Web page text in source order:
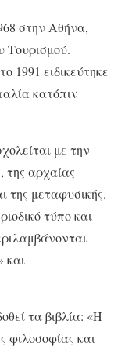
στην Αθήνα,
Τουρισμού.
1991 ειδικεύτηκε
κατόπιν
με την
της αρχαίας
της μεταφυσικής.
τύπο και
και
τα βιβλία: «Η
φιλοσοφίας και